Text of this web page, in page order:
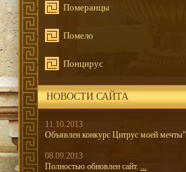
Померанцы
Помело
Понцирус
НОВОСТИ САЙТА
11.10.2013
Объявлен конкурс Цитрус моей мечты"
08.09.2013
Полностью обновлен сайт. ...